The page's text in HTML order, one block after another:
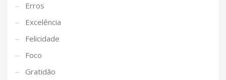
Erros
Excelência
Felicidade
Foco
Gratidão